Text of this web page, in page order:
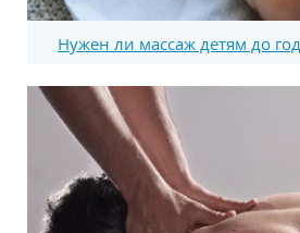
Нужен ли массаж детям до